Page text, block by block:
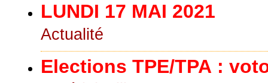
LUNDI 17 MAI 2021
Actualité
Elections TPE/TPA :